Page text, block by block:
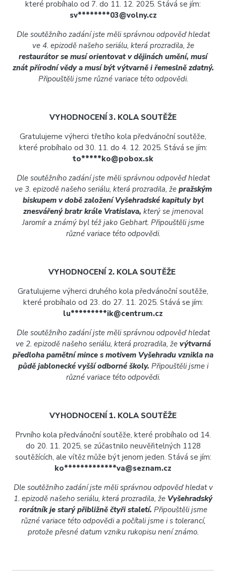
které probíhalo od 7. do 11. 12. 2025. Stává se jím:
sv********03@volny.cz
Dle soutěžního zadání jste měli správnou odpověď hledat
ve 4. epizodě našeho seriálu, která prozradila, že
restaurátor se musí orientovat v dějinách umění, musí
znát přírodní vědy a musí být výtvarně i řemeslně zdatný.
Připouštěli jsme různé variace této odpovědi.
VYHODNOCENÍ 3. KOLA SOUTĚŽE
Gratulujeme výherci třetího kola předvánoční soutěže,
které probíhalo od 30. 11. do 4. 12. 2025. Stává se jím:
to*****ko@pobox.sk
Dle soutěžního zadání jste měli správnou odpověď hledat
ve 3. epizodě našeho seriálu, která prozradila, že pražským
biskupem v době založení Vyšehradské kapituly byl
znesvářený bratr krále Vratislava, který se jmenoval
Jaromír a známý byl též jako Gebhart. Připouštěli jsme
různé variace této odpovědi.
VYHODNOCENÍ 2. KOLA SOUTĚŽE
Gratulujeme výherci druhého kola předvánoční soutěže,
které probíhalo od 23. do 27. 11. 2025. Stává se jím:
lu*********ik@centrum.cz
Dle soutěžního zadání jste měli správnou odpověď hledat
ve 2. epizodě našeho seriálu, která prozradila, že výtvarná
předloha pamětní mince s motivem Vyšehradu vznikla na
půdě jablonecké vyšší odborné školy. Připouštěli jsme i
různé variace této odpovědi.
VYHODNOCENÍ 1. KOLA SOUTĚŽE
Prvního kola předvánoční soutěže, které probíhalo od 14.
do 20. 11. 2025, se zúčastnilo neuvěřitelných 1128
soutěžících, ale vítěz může být jenom jeden. Stává se jím:
ko*************va@seznam.cz
Dle soutěžního zadání jste měli správnou odpověď hledat v
1. epizodě našeho seriálu, která prozradila, že Vyšehradský
rorátník je starý přibližně čtyři staletí. Připouštěli jsme
různé variace této odpovědi a počítali jsme i s tolerancí,
protože přesné datum vzniku rukopisu není známo.